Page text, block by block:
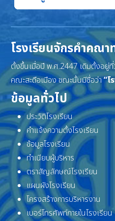
โรงเรียนจักรคำคณ
ตั้งขึ้นเมื่อปี พ.ศ.2447 เดิมตั้งอยู่
คณะสะดือเมือง ขณะนั้นมีชื่อว่า“โ
ข้อมูลทั่วไป
ประวัติโรงเรียน
คำแจ้งความตั้งโรงเรียน
ข้อมูลโรงเรียน
ทำเนียบผู้บริหาร
ตราสัญลักษณ์โรงเรียน
แผนผังโรงเรียน
โครงสร้างการบริหารงาน
เบอร์โทรศัพท์ภายในโรงเรียน